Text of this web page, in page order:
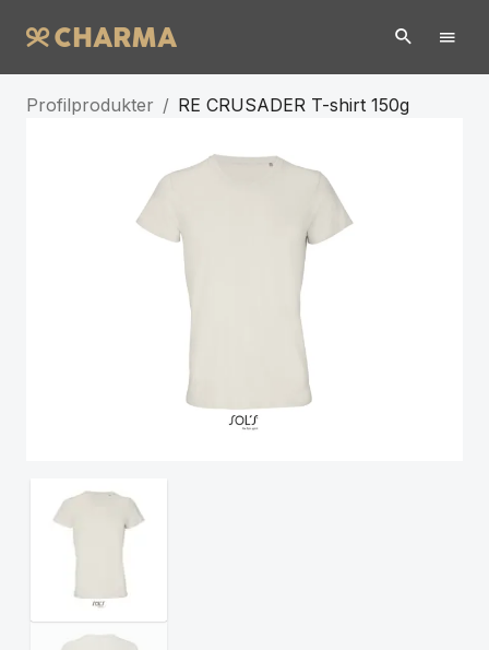
Profilprodukter / RE CRUSADER T-shirt 150g